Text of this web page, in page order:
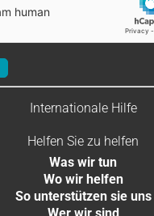
Internationale Hilfe
Helfen Sie zu helfen
Was wir tun
Wo wir helfen
So unterstützen sie uns